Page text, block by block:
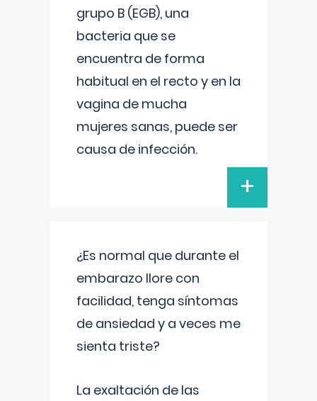
grupo B (EGB), una
bacteria que se
encuentra de forma
habitual en el recto y en la
vagina de mucha
mujeres sanas, puede ser
causa de infección.
+
¿Es normal que durante el
embarazo llore con
facilidad, tenga síntomas
de ansiedad y a veces me
sienta triste?
La exaltación de las